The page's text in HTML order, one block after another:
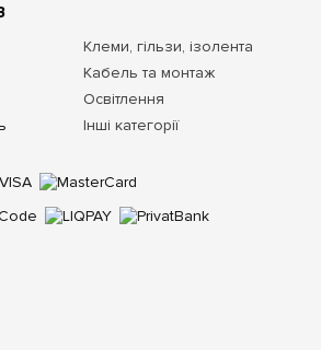
Клеми, гільзи, ізолента
Кабель та монтаж
Освітлення
Інші категорії